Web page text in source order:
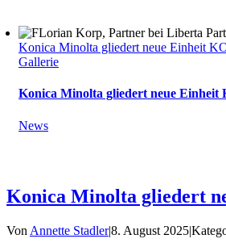
Konica Minolta gliedert neue Einheit
Gallerie
Konica Minolta gliedert neue Einheit
News
Konica Minolta gliedert
Von Annette Stadler|8. August 2025|